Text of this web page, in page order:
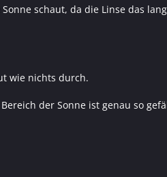
schaut, da die Linse das
wie nichts durch.
der Sonne ist genau so